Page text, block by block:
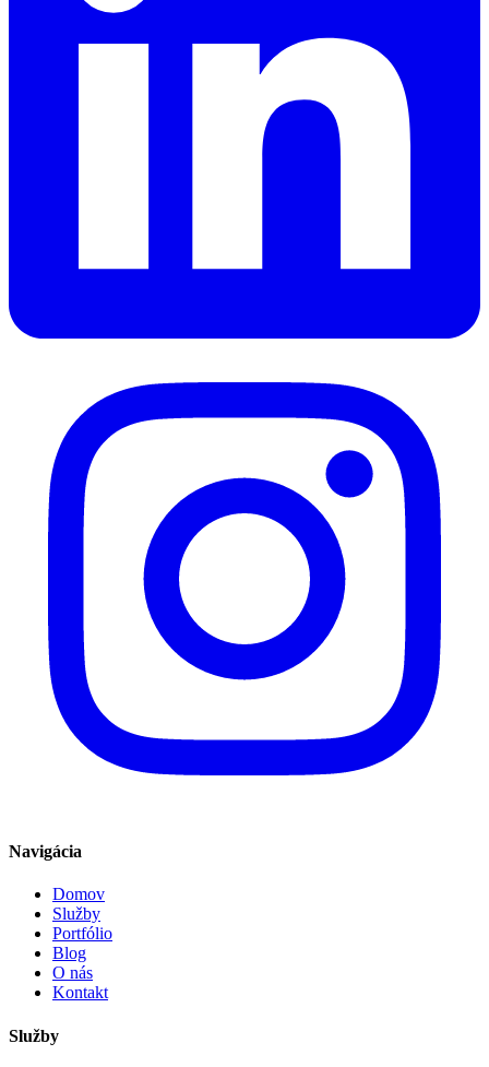
Navigácia
Domov
Služby
Portfólio
Blog
O nás
Kontakt
Služby